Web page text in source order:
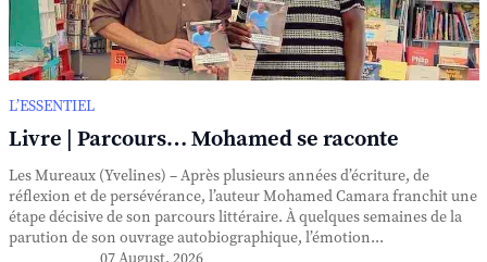
L’ESSENTIEL
Livre | Parcours… Mohamed se raconte
Les Mureaux (Yvelines) – Après plusieurs années d’écriture, de
réflexion et de persévérance, l’auteur Mohamed Camara franchit une
étape décisive de son parcours littéraire. À quelques semaines de la
parution de son ouvrage autobiographique, l’émotion...